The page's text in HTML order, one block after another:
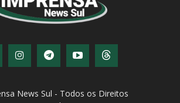
News Sul - Todos os Direitos